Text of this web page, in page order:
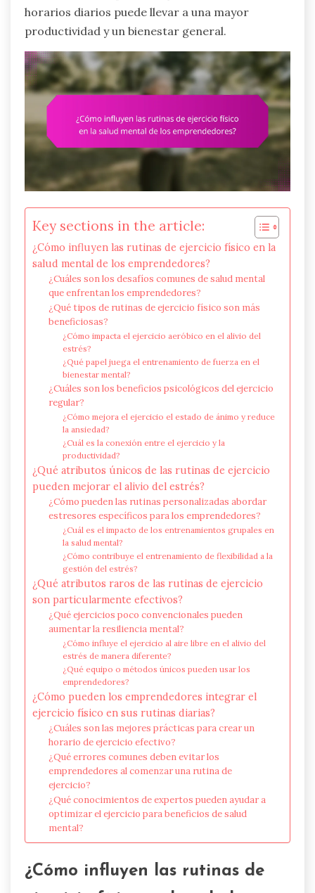
horarios diarios puede llevar a una mayor
productividad y un bienestar general.
Key sections in the article:
¿Cómo influyen las rutinas de ejercicio físico en la
salud mental de los emprendedores?
¿Cuáles son los desafíos comunes de salud mental
que enfrentan los emprendedores?
¿Qué tipos de rutinas de ejercicio físico son más
beneficiosas?
¿Cómo impacta el ejercicio aeróbico en el alivio del
estrés?
¿Qué papel juega el entrenamiento de fuerza en el
bienestar mental?
¿Cuáles son los beneficios psicológicos del ejercicio
regular?
¿Cómo mejora el ejercicio el estado de ánimo y reduce
la ansiedad?
¿Cuál es la conexión entre el ejercicio y la
productividad?
¿Qué atributos únicos de las rutinas de ejercicio
pueden mejorar el alivio del estrés?
¿Cómo pueden las rutinas personalizadas abordar
estresores específicos para los emprendedores?
¿Cuál es el impacto de los entrenamientos grupales en
la salud mental?
¿Cómo contribuye el entrenamiento de flexibilidad a la
gestión del estrés?
¿Qué atributos raros de las rutinas de ejercicio
son particularmente efectivos?
¿Qué ejercicios poco convencionales pueden
aumentar la resiliencia mental?
¿Cómo influye el ejercicio al aire libre en el alivio del
estrés de manera diferente?
¿Qué equipo o métodos únicos pueden usar los
emprendedores?
¿Cómo pueden los emprendedores integrar el
ejercicio físico en sus rutinas diarias?
¿Cuáles son las mejores prácticas para crear un
horario de ejercicio efectivo?
¿Qué errores comunes deben evitar los
emprendedores al comenzar una rutina de
ejercicio?
¿Qué conocimientos de expertos pueden ayudar a
optimizar el ejercicio para beneficios de salud
mental?
¿Cómo influyen las rutinas de